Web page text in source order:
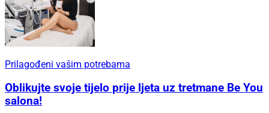
Prilagođeni vašim potrebama
Oblikujte svoje tijelo prije ljeta uz tretmane Be You
salona!